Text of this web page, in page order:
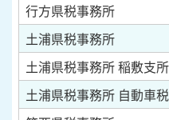
行方県税事務所
土浦県税事務所
土浦県税事務所 稲敷支所
土浦県税事務所 自動車